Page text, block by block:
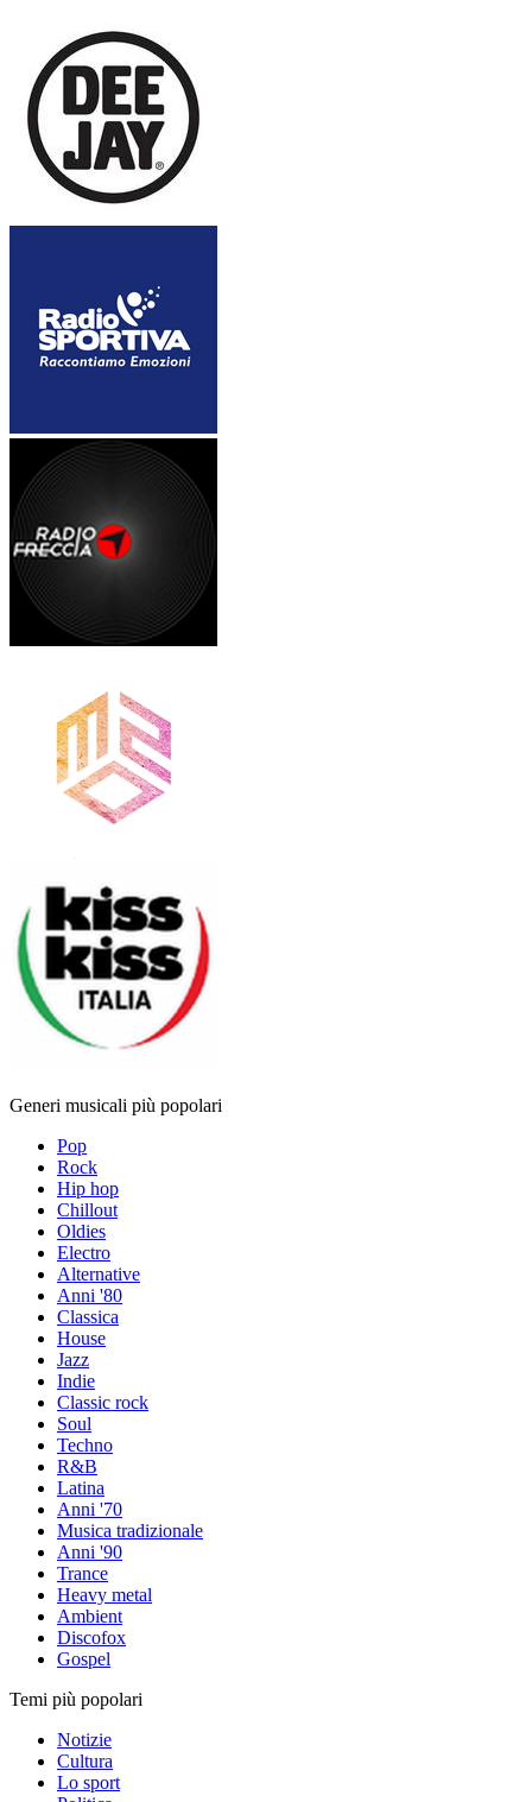
Generi musicali più popolari
Pop
Rock
Hip hop
Chillout
Oldies
Electro
Alternative
Anni '80
Classica
House
Jazz
Indie
Classic rock
Soul
Techno
R&B
Latina
Anni '70
Musica tradizionale
Anni '90
Trance
Heavy metal
Ambient
Discofox
Gospel
Temi più popolari
Notizie
Cultura
Lo sport